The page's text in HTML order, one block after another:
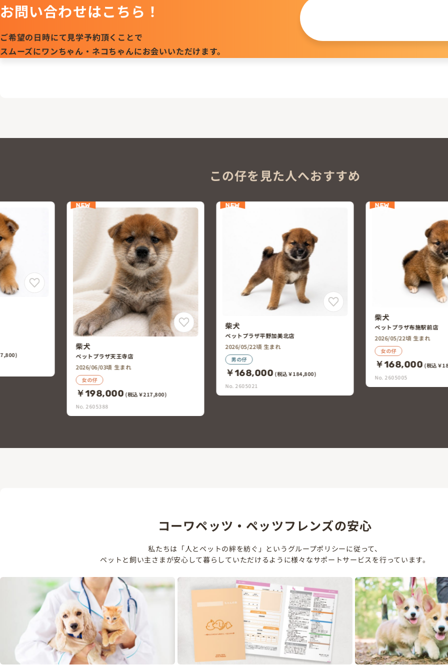
お問い合わせはこちら！
ご希望の日時にて見学予約頂くことで
スムーズにワンちゃん・ネコちゃんにお会いいただけます。
この仔を見た人へおすすめ
NEW
柴犬
ペットプラザ平野加美北店
2026/05/22頃 生まれ
男の仔
￥168,000
No. 2605021
NEW
ペットプラザ布施駅前店
2026/05/22頃 生まれ
女の仔
￥168,000
No. 2605005
NEW
ペットプラザ南津守店
2026/05/22頃 生まれ
女の仔
￥208,000
No. 2605004
コーワペッツ・ペッツフレンズの安心
私たちは「人とペットの絆を紡ぐ」というグループポリシーに従って、
ペットと飼い主さまが安心して暮らしていただけるように様々なサポートサービスを行っています。